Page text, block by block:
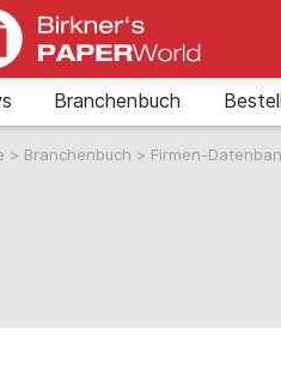
Branchenbuch
> Branchenbuch > Firmen-